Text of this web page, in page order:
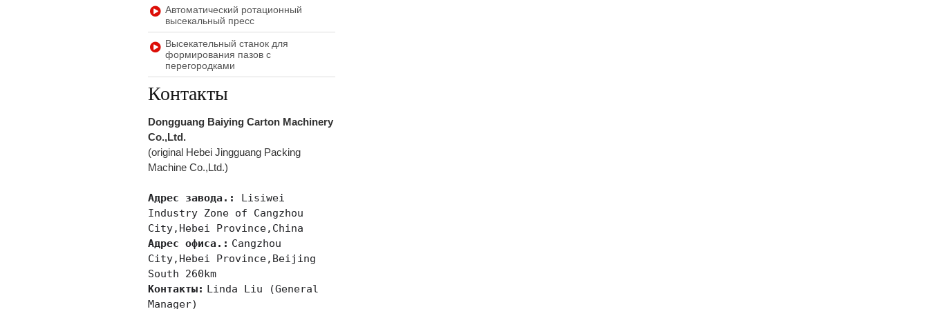
Автоматический ротационный
высекальный пресс
Высекательный станок для
формирования пазов с
перегородками
Контакты
Dongguang Baiying Carton Machinery
Co.,Ltd.
(original Hebei Jingguang Packing
Machine Co.,Ltd.)
Адрес завода.:
Lisiwei
Industry Zone of Cangzhou
City,Hebei Province,China
Адрес офиса.: Cangzhou
City,Hebei Province,Beijing
South 260km
Контакты: Linda Liu (General
Manager)